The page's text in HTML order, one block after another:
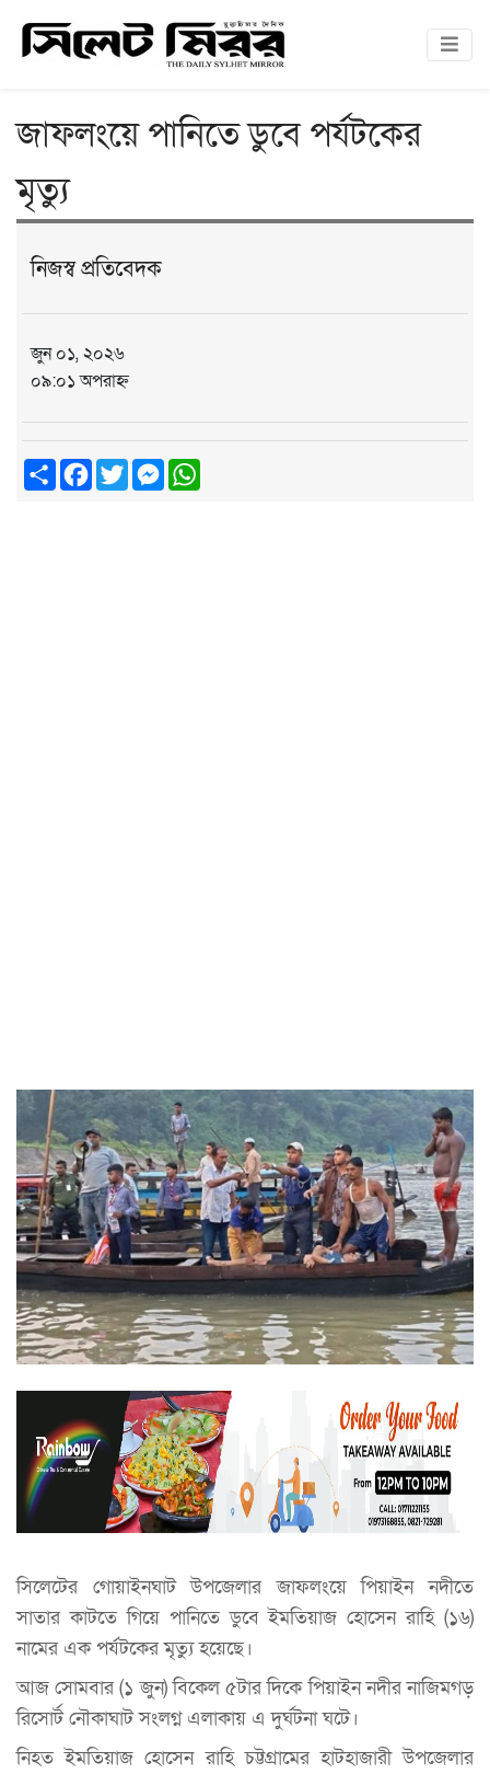
জাফলংয়ে পানিতে ডুবে পর্যটকের
মৃত্যু
নিজস্ব প্রতিবেদক
জুন ০১, ২০২৬
০৯:০১ অপরাহ্ন
ShareFacebook
TwitterMessenger
সিলেটের গোয়াইনঘাট উপজেলার জাফলংয়ে পিয়াইন নদীতে
সাতার কাটতে গিয়ে পানিতে ডুবে ইমতিয়াজ হোসেন রাহি (১৬)
নামের এক পর্যটকের মৃত্যু হয়েছে।
আজ সোমবার (১ জুন) বিকেল ৫টার দিকে পিয়াইন নদীর নাজিমগড়
রিসোর্ট নৌকাঘাট সংলগ্ন এলাকায় এ দুর্ঘটনা ঘটে।
নিহত ইমতিয়াজ হোসেন রাহি চট্টগ্রামের হাটহাজারী উপজেলার